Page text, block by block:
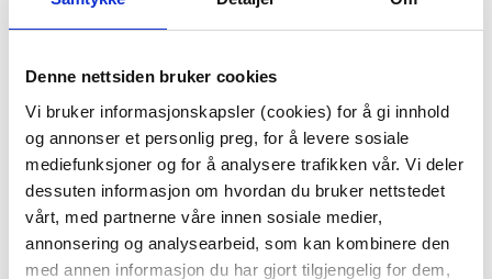
Denne nettsiden bruker cookies
Vi bruker informasjonskapsler (cookies) for å gi innhold
og annonser et personlig preg, for å levere sosiale
mediefunksjoner og for å analysere trafikken vår. Vi deler
dessuten informasjon om hvordan du bruker nettstedet
vårt, med partnerne våre innen sosiale medier,
annonsering og analysearbeid, som kan kombinere den
med annen informasjon du har gjort tilgjengelig for dem,
SENGESETT MORRIS
SATENG 140*220 CM
SENGESETT ADELE
SATENG 140X200 CM,